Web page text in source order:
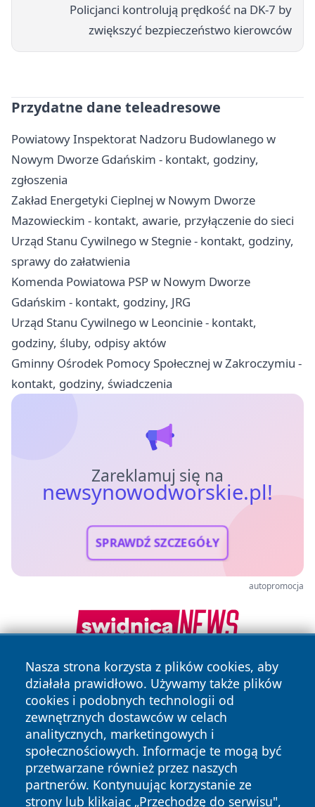
Policjanci kontrolują prędkość na DK-7 by
zwiększyć bezpieczeństwo kierowców
Przydatne dane teleadresowe
Powiatowy Inspektorat Nadzoru Budowlanego w
Nowym Dworze Gdańskim - kontakt, godziny,
zgłoszenia
Zakład Energetyki Cieplnej w Nowym Dworze
Mazowieckim - kontakt, awarie, przyłączenie do sieci
Urząd Stanu Cywilnego w Stegnie - kontakt, godziny,
sprawy do załatwienia
Komenda Powiatowa PSP w Nowym Dworze
Gdańskim - kontakt, godziny, JRG
Urząd Stanu Cywilnego w Leoncinie - kontakt,
godziny, śluby, odpisy aktów
Gminny Ośrodek Pomocy Społecznej w Zakroczymiu -
kontakt, godziny, świadczenia
Zareklamuj się na
newsynowodworskie.pl!
SPRAWDŹ SZCZEGÓŁY
autopromocja
Nasza strona korzysta z plików cookies, aby
działała prawidłowo. Używamy także plików
cookies i podobnych technologii od
zewnętrznych dostawców w celach
analitycznych, marketingowych i
społecznościowych. Informacje te mogą być
przetwarzane również przez naszych
partnerów. Kontynuując korzystanie ze
strony lub klikając „Przechodzę do serwisu",
Copyright © 2026 newsynowodworskie.pl Wszystkie prawa
zastrzeżone.